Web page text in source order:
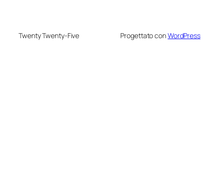
Twenty Twenty-Five Progettato conWordPress